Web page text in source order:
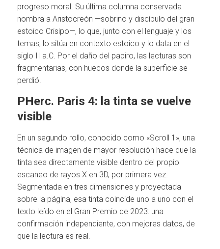
progreso moral. Su última columna conservada
nombra a Aristocreón —sobrino y discípulo del gran
estoico Crisipo—, lo que, junto con el lenguaje y los
temas, lo sitúa en contexto estoico y lo data en el
siglo II a.C. Por el daño del papiro, las lecturas son
fragmentarias, con huecos donde la superficie se
perdió.
PHerc. Paris 4: la tinta se vuelve
visible
En un segundo rollo, conocido como «Scroll 1», una
técnica de imagen de mayor resolución hace que la
tinta sea directamente visible dentro del propio
escaneo de rayos X en 3D, por primera vez.
Segmentada en tres dimensiones y proyectada
sobre la página, esa tinta coincide uno a uno con el
texto leído en el Gran Premio de 2023: una
confirmación independiente, con mejores datos, de
que la lectura es real.